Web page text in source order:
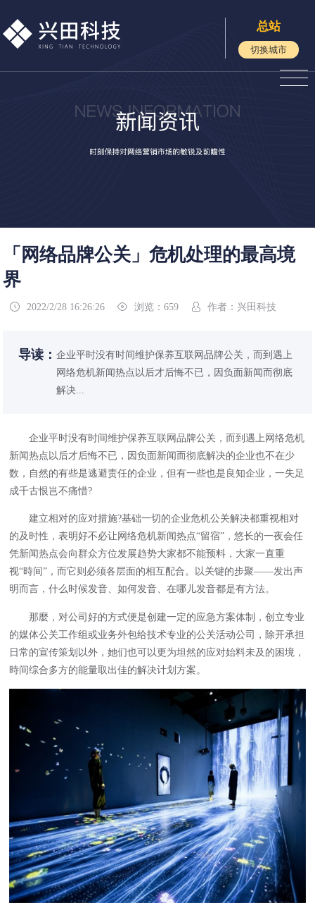
总站
切换城市
「网络品牌公关」危机处理的最高境
界
 2022/2/28 16:26:26  浏览：659  作者：兴田科技
导读：企业平时没有时间维护保养互联网品牌公关，而到遇上
网络危机新闻热点以后才后悔不已，因负面新闻而彻底
解决...
企业平时没有时间维护保养互联网品牌公关，而到遇上网络危机
新闻热点以后才后悔不已，因负面新闻而彻底解决的企业也不在少
数，自然的有些是逃避责任的企业，但有一些也是良知企业，一失足
成千古恨岂不痛惜?
建立相对的应对措施?基础一切的企业危机公关解决都重视相对
的及时性，表明好不必让网络危机新闻热点“留宿”，悠长的一夜会任
凭新闻热点会向群众方位发展趋势大家都不能预料，大家一直重
视“時间”，而它则必须各层面的相互配合。以关键的步聚——发出声
明而言，什么时候发音、如何发音、在哪儿发音都是有方法。
那麼，对公司好的方式便是创建一定的应急方案体制，创立专业
的媒体公关工作组或业务外包给技术专业的公关活动公司，除开承担
日常的宣传策划以外，她们也可以更为坦然的应对始料未及的困境，
時间综合多方的能量取出佳的解决计划方案。